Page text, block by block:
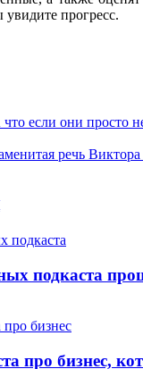
прогресс.
если они просто
речь
подкаста
про бизнес,